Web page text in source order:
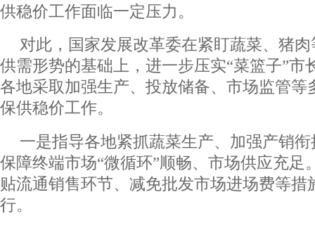
供稳价工作面临一定压力。
对此，国家发展改革委在紧盯蔬菜、猪
供需形势的基础上，进一步压实“菜篮子”市
各地采取加强生产、投放储备、市场监管等
保供稳价工作。
一是指导各地紧抓蔬菜生产、加强产销
保障终端市场“微循环”顺畅、市场供应充足
贴流通销售环节、减免批发市场进场费等措
行。